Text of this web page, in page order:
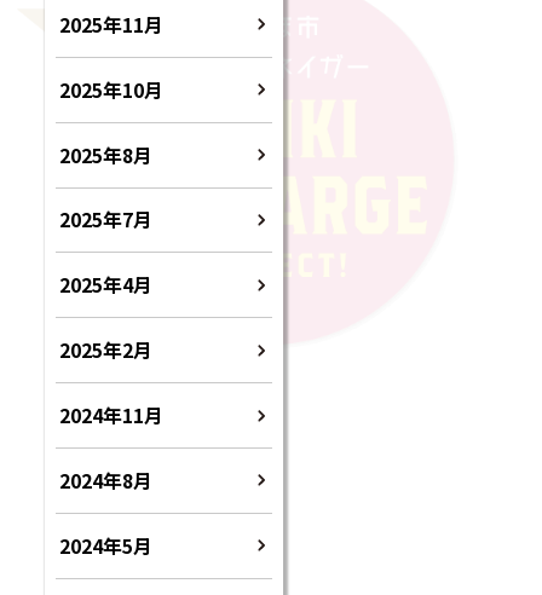
2025年11月
2025年10月
2025年8月
2025年7月
2025年4月
2025年2月
2024年11月
2024年8月
2024年5月